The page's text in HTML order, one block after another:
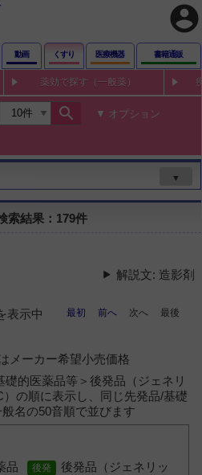
account_circle
動画 くすり 医療機器 書籍通販
薬効で探す（一般薬）
search オプション
▼
索結果：179件
解説文: 造影剤
表示中 最初 前へ 次へ 最後
メーカー希望小売価格
的医薬品等＞後発品（ジェネリ
の順に表示し、同じ先発品/基礎
名の50音順で並びます
品
後発品（ジェネリッ